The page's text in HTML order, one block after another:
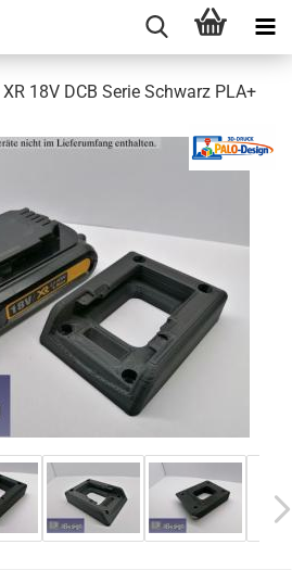
18V DCB Serie Schwarz PLA+